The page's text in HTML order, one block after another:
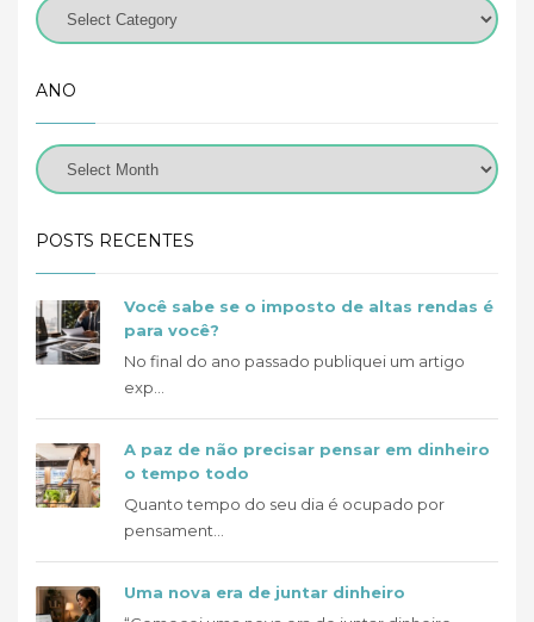
ANO
POSTS RECENTES
Você sabe se o imposto de altas rendas é
para você?
No final do ano passado publiquei um artigo
exp...
A paz de não precisar pensar em dinheiro
o tempo todo
Quanto tempo do seu dia é ocupado por
pensament...
Uma nova era de juntar dinheiro